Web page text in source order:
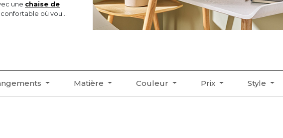
une chaise de
où vous
Matière Couleur Prix Style